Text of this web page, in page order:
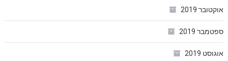
אוקטובר 2019
ספטמבר 2019
אוגוסט 2019